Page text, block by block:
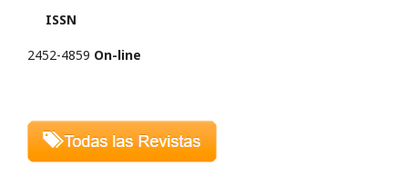
ISSN
2452-4859 On-line